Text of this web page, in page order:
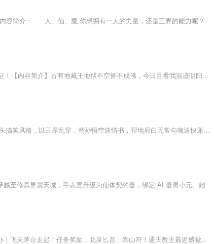
简介： 人、仙、魔,你想拥有一人的力量，还是三界的能力呢？...
【强烈推荐】2017最火都市小说，数亿读者亲证！【内容简介】古有地藏王地狱不空誓不成佛，今日且看我混迹阴阳两界，一路通吃做个逍遥人间小散仙！等等，先天基础薄弱怎么办？不怕！渡恶灵修百万功德筑仙骨；再等等！修真无敌太无聊怎么办？这简单！携二三...
【强烈推荐】《三界宅急送》用都市周氏无厘头搞笑风格，以三界乱穿，替孙悟空送情书，帮地府白无常勾魂送快递，在武侠世界建立快递据点等无厘头搞笑情节，讲述一个平凡的快递小哥绝不平凡的神奇经历……【内容简介】替大圣爷给观音菩萨送过一个故事陪着...
现代社畜云曦下班途中突遭异象，携智能手表穿越至修真界震天城，手表竟升级为仙体契约器，绑定 AI 器灵小元。她身负传说级元初仙体，却被修真界常规检测误判为伪废灵根，意外获得青云宗入门试炼机会。初入宗门，她以现代心智扛住问心幻境，凭器灵辅助精通...
普通人，偶得三界系统！李白吟诗想喝酒？好办！飞天茅台走起！任务奖励，龙泉匕首、靠山符！通天教主最近感觉很烦？有点难搞哦？什么？送我八九玄功？！那……肥宅快乐水配华子。什么？！杨贵妃要送我原…